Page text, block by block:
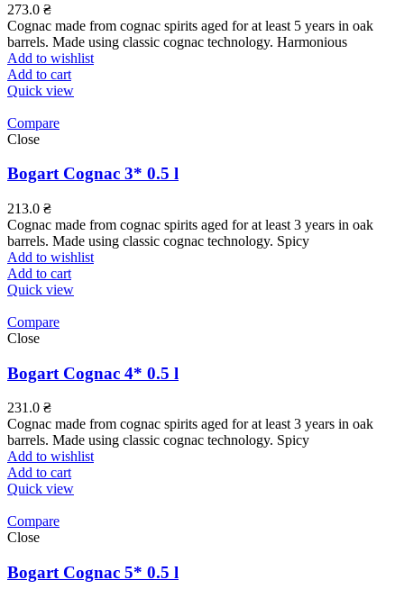
273.0 ₴
Cognac made from cognac spirits aged for at least 5 years in oak
barrels. Made using classic cognac technology. Harmonious
Add to wishlist
Add to cart
Quick view
Compare
Close
Bogart Cognac 3* 0.5 l
213.0 ₴
Cognac made from cognac spirits aged for at least 3 years in oak
barrels. Made using classic cognac technology. Spicy
Add to wishlist
Add to cart
Quick view
Compare
Close
Bogart Cognac 4* 0.5 l
231.0 ₴
Cognac made from cognac spirits aged for at least 3 years in oak
barrels. Made using classic cognac technology. Spicy
Add to wishlist
Add to cart
Quick view
Compare
Close
Bogart Cognac 5* 0.5 l